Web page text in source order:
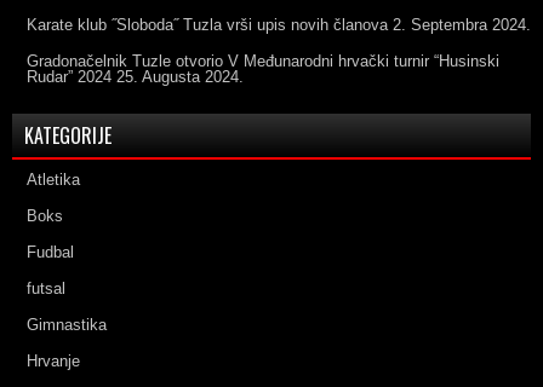
Karate klub ˝Sloboda˝ Tuzla vrši upis novih članova 2. Septembra 2024.
Gradonačelnik Tuzle otvorio V Međunarodni hrvački turnir “Husinski
Rudar” 2024 25. Augusta 2024.
KATEGORIJE
Atletika
Boks
Fudbal
futsal
Gimnastika
Hrvanje